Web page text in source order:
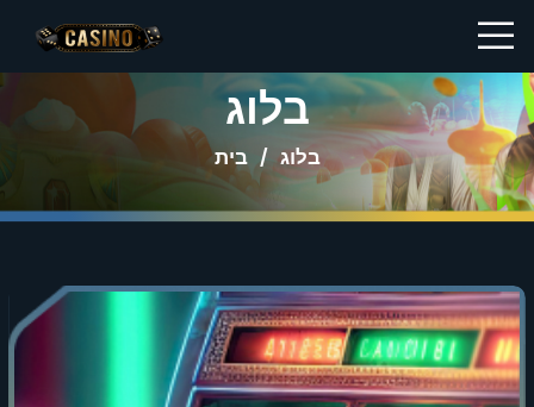
בלוג
בית / בלוג